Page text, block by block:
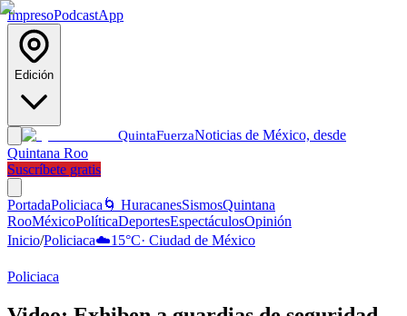
ImpresoPodcastApp
Edición
QuintaFuerzaNoticias de México, desde
Quintana Roo
Suscríbete gratis
PortadaPoliciaca 🌀 HuracanesSismosQuintana
RooMéxicoPolíticaDeportesEspectáculosOpinión
Inicio/Policiaca☁️15°C· Ciudad de México
Policiaca